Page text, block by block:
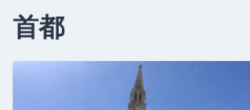
首都